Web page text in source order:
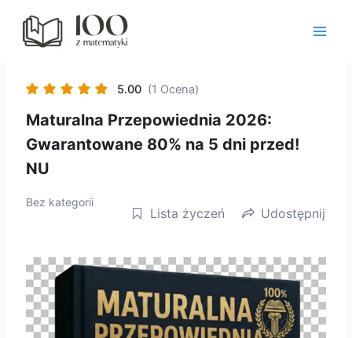
treści
5.00 (1 Ocena)
Maturalna Przepowiednia 2026:
Gwarantowane 80% na 5 dni przed!
NU
Bez kategorii
Lista życzeń Udostępnij